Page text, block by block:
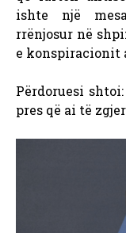
ishte një
rrënjosur në
e konspiracionit
Përdoruesi
pres që ai të